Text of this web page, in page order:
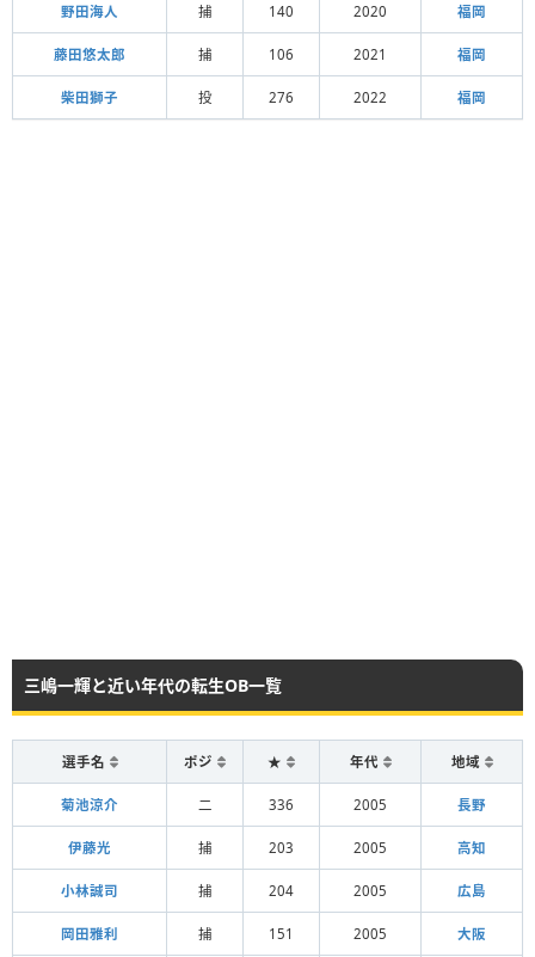
野田海人 捕 140 2020 福岡
藤田悠太郎 捕 106 2021 福岡
柴田獅子 投 276 2022 福岡
三嶋一輝と近い年代の転生OB一覧
選手名 ポジ ★ 年代 地域
菊池涼介 二 336 2005 長野
伊藤光 捕 203 2005 高知
小林誠司 捕 204 2005 広島
岡田雅利 捕 151 2005 大阪